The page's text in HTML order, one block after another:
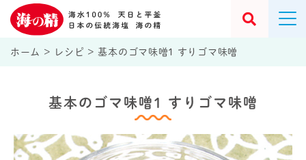
ホーム > レシピ > 基本のゴマ味噌1 すりゴマ味噌
基本のゴマ味噌1 すりゴマ味噌